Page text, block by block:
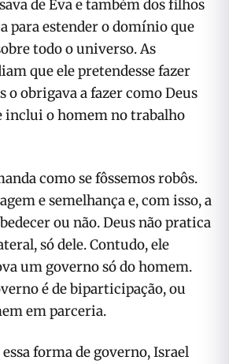
de Eva e também dos filhos
para estender o domínio que
todo o universo. As
que ele pretendesse fazer
o obrigava a fazer como Deus
inclui o homem no trabalho
como se fôssemos robôs.
e semelhança e, com isso, a
ou não. Deus não pratica
só dele. Contudo, ele
um governo só do homem.
é de biparticipação, ou
em parceria.
forma de governo, Israel